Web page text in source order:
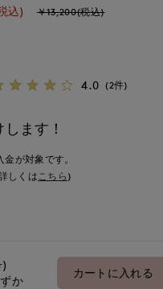
込) ￥13,200(税込)
4.0 (2件)
ます！
が対象です。
しくはこちら )
か
カートに入れる